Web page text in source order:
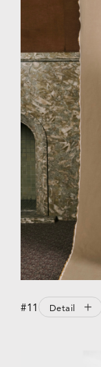
#11 Detail